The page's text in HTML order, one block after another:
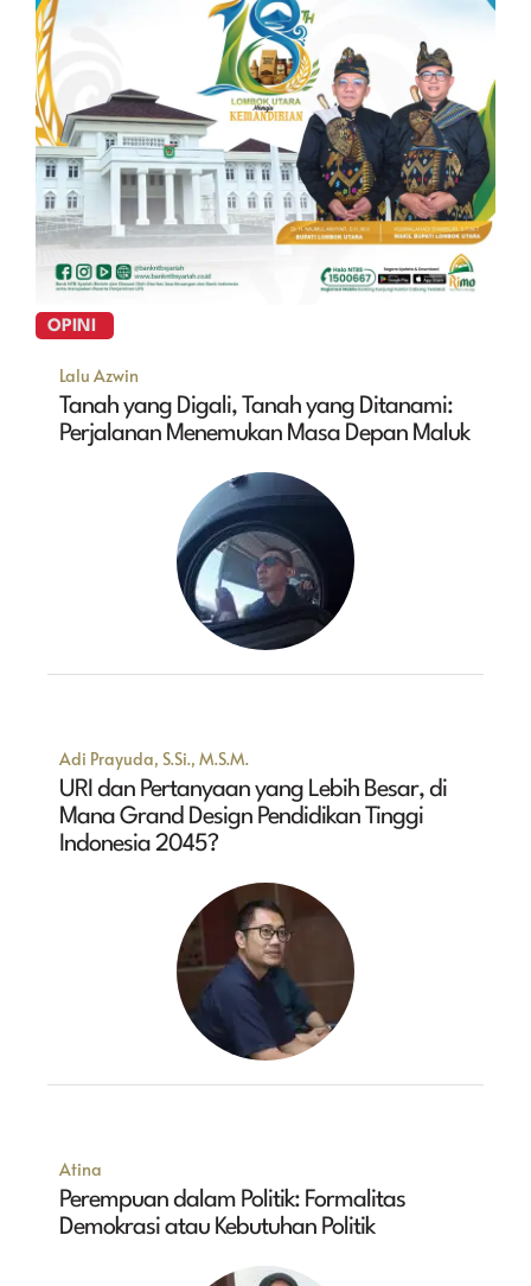
OPINI
Lalu Azwin
Tanah yang Digali, Tanah yang Ditanami:
Perjalanan Menemukan Masa Depan Maluk
Adi Prayuda, S.Si., M.S.M.
URI dan Pertanyaan yang Lebih Besar, di
Mana Grand Design Pendidikan Tinggi
Indonesia 2045?
Atina
Perempuan dalam Politik: Formalitas
Demokrasi atau Kebutuhan Politik